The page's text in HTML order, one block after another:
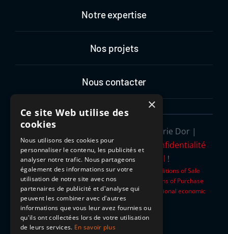
Notre expertise
Nos projets
Nous contacter
Tous droits réservés 2026 | Corderie Dor |
Mentions légales| |Politique de confidentialité
|Une solutionMonweblocal !
Conditions Générales de Ventes–General Conditions of Sale
Conditions Générales d’Achat–General Conditions of Purchase
Sanctions économiques internationales–
International economic
sanctions
Plan du site
×
Ce site Web utilise des
cookies
Nous utilisons des cookies pour
personnaliser le contenu, les publicités et
analyser notre trafic. Nous partageons
également des informations sur votre
utilisation de notre site avec nos
partenaires de publicité et d'analyse qui
peuvent les combiner avec d'autres
informations que vous leur avez fournies ou
qu'ils ont collectées lors de votre utilisation
de leurs services. En savoir plus